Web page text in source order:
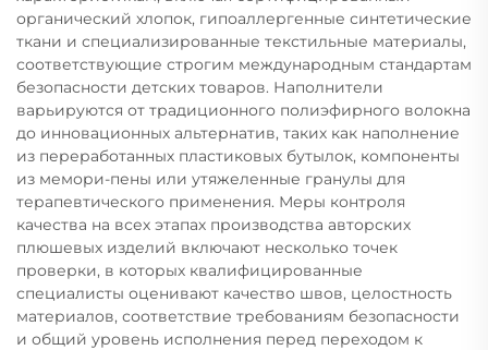
органический хлопок, гипоаллергенные синтетические
ткани и специализированные текстильные материалы,
соответствующие строгим международным стандартам
безопасности детских товаров. Наполнители
варьируются от традиционного полиэфирного волокна
до инновационных альтернатив, таких как наполнение
из переработанных пластиковых бутылок, компоненты
из мемори-пены или утяжеленные гранулы для
терапевтического применения. Меры контроля
качества на всех этапах производства авторских
плюшевых изделий включают несколько точек
проверки, в которых квалифицированные
специалисты оценивают качество швов, целостность
материалов, соответствие требованиям безопасности
и общий уровень исполнения перед переходом к